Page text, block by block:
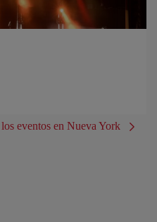
eventos en Nueva York